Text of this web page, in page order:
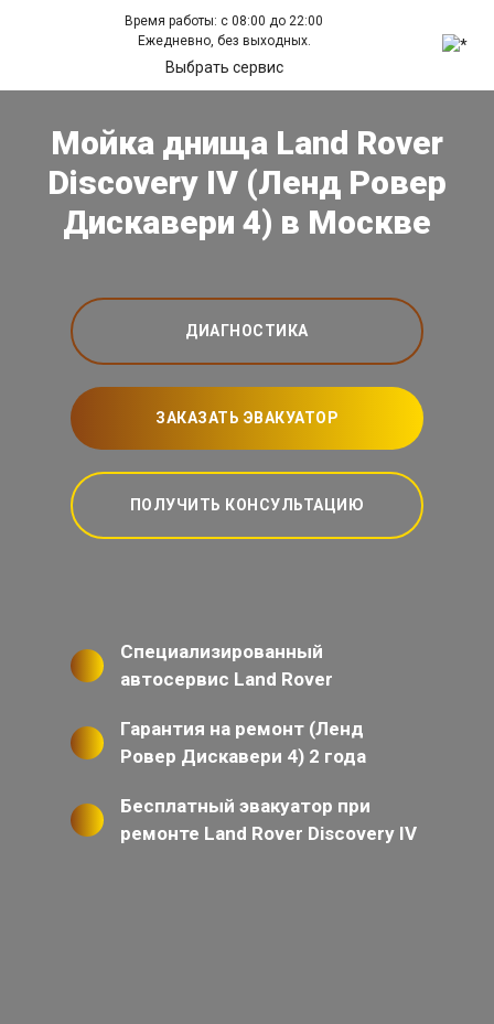
Время работы: с 08:00 до 22:00
Ежедневно, без выходных.
Выбрать сервис
Мойка днища Land Rover
Discovery IV (Ленд Ровер
Дискавери 4) в Москве
ДИАГНОСТИКА
ЗАКАЗАТЬ ЭВАКУАТОР
ПОЛУЧИТЬ КОНСУЛЬТАЦИЮ
Специализированный
автосервис Land Rover
Гарантия на ремонт (Ленд
Ровер Дискавери 4) 2 года
Бесплатный эвакуатор при
ремонте Land Rover Discovery IV